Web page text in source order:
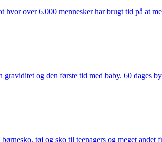
over 6.000 mennesker har brugt tid på at
og den første tid med baby. 60 dages
tøj og sko til teenagers og meget andet